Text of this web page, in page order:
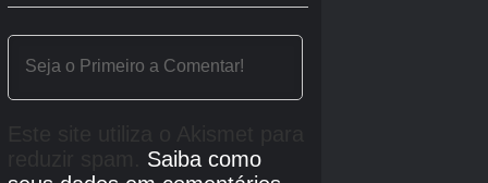
16 de outubro de 2025
16 de outubro de 2025